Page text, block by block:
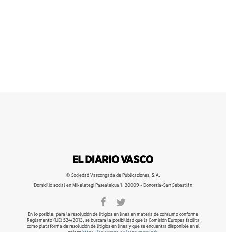
© Sociedad Vascongada de Publicaciones, S.A.
Domicilio social en Mikeletegi Pasealekua 1. 20009 - Donostia-San Sebastián
En lo posible, para la resolución de litigios en línea en materia de consumo conforme
Reglamento (UE) 524/2013, se buscará la posibilidad que la Comisión Europea facilita
como plataforma de resolución de litigios en línea y que se encuentra disponible en el